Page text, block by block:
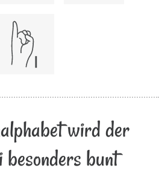
wird der
bunt